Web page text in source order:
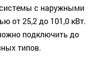
с наружными
от 25,2 до 101,0 кВт.
под­ключить до
типов.